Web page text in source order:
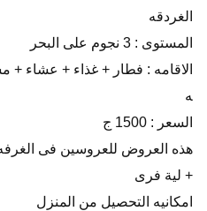
الغردقه
المستوى : 3 نجوم على البحر
الاقامه : فطار + غذاء + عشاء
ه
السعر : 1500 ج
+ لية فرى
امكانيه التحصيل من المنزل